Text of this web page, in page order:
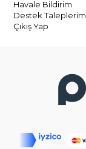
Havale Bildirim
Destek Taleplerim
Çıkış Yap